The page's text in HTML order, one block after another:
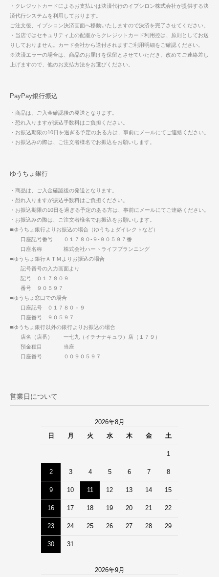
・クレジットカードによるお支払いは決済代行のイプシロン株式会社が提供する決
済代行システムを利用しております。
ご注文後、イプシロン決済画面へ移動いたしますので決済を完了させてください。
・当店ではセキュリティ上の配慮からクレジットカード利用控は、原則としてお送
りしておりません。カード会社から送付されますご利用明細をご確認ください。
※決済エラーの場合は、商品のお届けを保留とさせていただき、改めてご連絡差し
上げますので、他のお支払方法をお選びください。
PayPay銀行振込
・商品は、ご入金確認後の発送となります。
・恐れ入りますが振込手数料はご負担ください。
・お振込期限の10日を過ぎる予定のある方は、事前にメールにてご連絡ください。
・お振込みの際は、ご注文者様名でお振込をお願いします。
ゆうちょ銀行
・商品は、ご入金確認後の発送となります。
・恐れ入りますが振込手数料はご負担ください。
・お振込期限の10日を過ぎる予定のある方は、事前にメールにてご連絡ください。
・お振込みの際は、ご注文者様名でお振込をお願いします。
■ゆうちょ銀行よりお振込の場合（ゆうちょダイレクトなど）
口座記号番号 ０１７８０-９-９０５９７番
口座名称 株式会社ハートライフプランニング
■ゆうちょ銀行ＡＴＭよりお振込の場合
記号番号の入力画面より
記号 ０１７８０９
番号 ９０５９７
■ゆうちょ窓口での場合
口座記号 ０１７８０－９
口座番号 ９０５９７
■ゆうちょ銀行以外の銀行よりお振込の場合
店名（店番） 一七九（イチナナキュウ）店（１７９）
預金種目 当座
口座番号 ００９０５９７
営業日について
2026年8月
日
月 火 水 木 金 土
1
2 3 4 5 6 7 8
9 10 11 12 13 14 15
16 17 18 19 20 21 22
23 24 25 26 27 28 29
30 31
2026年9月